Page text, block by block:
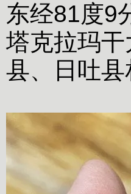
东经81度9
塔克拉玛
县、日吐县